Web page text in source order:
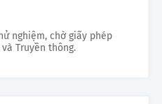
nghiệm, chờ giấy phép
Truyền thông.